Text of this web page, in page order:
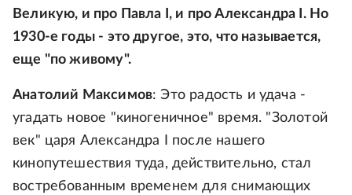
Великую, и про Павла I, и про Александра I. Но
1930-е годы - это другое, это, что называется,
еще "по живому".
Анатолий Максимов: Это радость и удача -
угадать новое "киногеничное" время. "Золотой
век" царя Александра I после нашего
кинопутешествия туда, действительно, стал
востребованным временем для снимающих